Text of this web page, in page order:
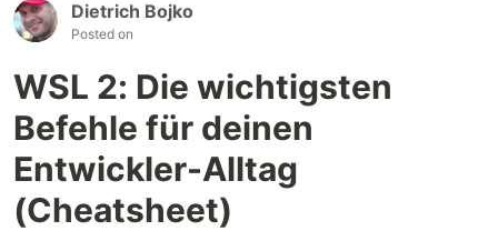
Dietrich Bojko
Posted on
WSL 2: Die wichtigsten
Befehle für deinen
Entwickler-Alltag
(Cheatsheet)